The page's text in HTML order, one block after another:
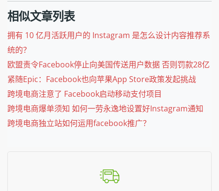
相似文章列表
拥有 10 亿月活跃用户的 Instagram 是怎么设计内容推荐系
统的？
欧盟责令Facebook停止向美国传送用户数据 否则罚款28亿
紧随Epic：Facebook也向苹果App Store政策发起挑战
跨境电商注意了 Facebook启动移动支付项目
跨境电商爆单须知 如何一劳永逸地设置好Instagram通知
跨境电商独立站如何运用facebook推广？